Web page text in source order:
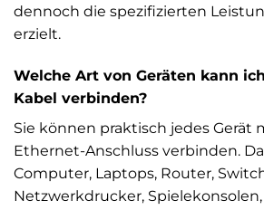
dennoch die spezifizierten
erzielt.
Welche Art von Geräten kann
Kabel verbinden?
Sie können praktisch jedes Gerät
Ethernet-Anschluss verbinden.
Computer, Laptops, Router,
Netzwerkdrucker, Spielekonsolen,